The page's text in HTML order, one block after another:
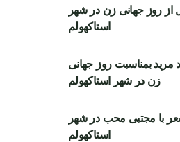
از روز جهانی زن در شهر
استاکهولم
بمناسبت روز جهانی
زن در شهر استاکهولم
با مجتبی محب در شهر
استاکهولم